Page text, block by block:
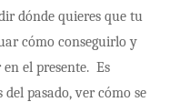
dónde quieres que tu
cómo conseguirlo y
el presente. Es
pasado, ver cómo se